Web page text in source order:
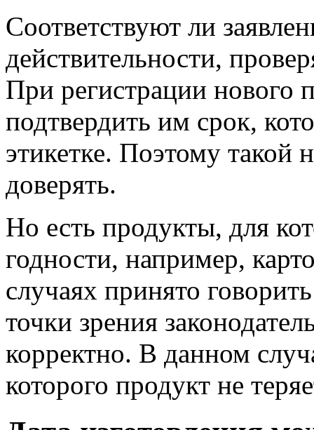
Соответствуют ли
действительности,
При регистрации нового
подтвердить им срок,
этикетке. Поэтому такой
доверять.
Но есть продукты, для
годности, например,
случаях принято
точки зрения
корректно. В данном
которого продукт не